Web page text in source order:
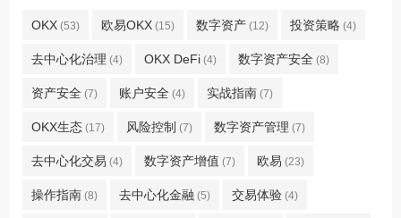
OKX (53) 欧易OKX (15) 数字资产 (12) 投资策略 (4)
去中心化治理 (4) OKX DeFi (4) 数字资产安全 (8)
资产安全 (7) 账户安全 (4) 实战指南 (7)
OKX生态 (17) 风险控制 (7) 数字资产管理 (7)
去中心化交易 (4) 数字资产增值 (7) 欧易 (23)
操作指南 (8) 去中心化金融 (5) 交易体验 (4)